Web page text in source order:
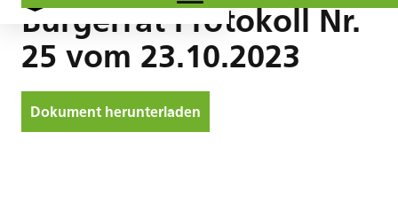
Bürgerrat Protokoll Nr.
25 vom 23.10.2023
Dokument herunterladen